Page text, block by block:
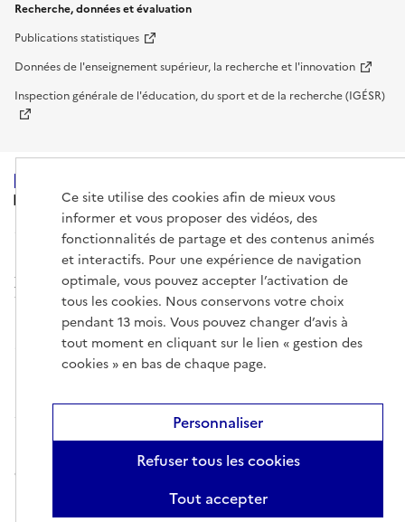
Recherche, données et évaluation
Publications statistiques
Données de l'enseignement supérieur, la recherche et l'innovation
Inspection générale de l'éducation, du sport et de la recherche (IGÉSR)
MINISTÈRE
DE L'ENSEIGNEMENT
SUPÉRIEUR,
DE LA RECHERCHE
ET DE L'ESPACE
info.gouv.fr
service-public.gouv.fr
Mentions légales Gestion des cookies Données personnelles
Plan
du site
Ce site utilise des cookies afin de mieux vous
informer et vous proposer des vidéos, des
fonctionnalités de partage et des contenus animés
et interactifs. Pour une expérience de navigation
optimale, vous pouvez accepter l’activation de
tous les cookies. Nous conservons votre choix
pendant 13 mois. Vous pouvez changer d’avis à
tout moment en cliquant sur le lien « gestion des
cookies » en bas de chaque page.
Tout accepter
Refuser tous les cookies
Personnaliser